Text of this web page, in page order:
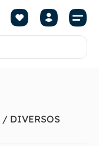
/ DIVERSOS